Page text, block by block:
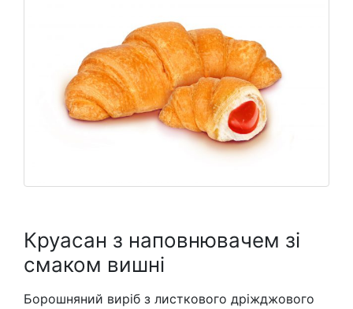
Круасан з наповнювачем зі
смаком вишні
Борошняний виріб з листкового дріжджового